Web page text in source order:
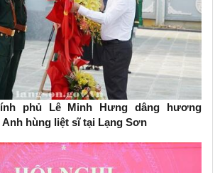
phủ Lê Minh Hưng dâng hương
hùng liệt sĩ tại Lạng Sơn